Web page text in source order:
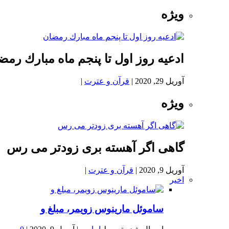
ویژه
ادعيه روز اول تا پنجم ماه مبارك
آوریل 29, 2020 | قرآن و عترت |
ویژه
گاهی اگر آهسته بری زودتر می رس
آوریل 9, 2020 | قرآن و عترت |
اخیر
ساموئل مارینوس زویمر، مبلغ و